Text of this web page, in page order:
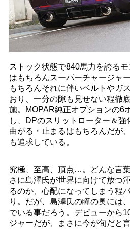
ストック状態で840馬力を誇る
はもちろんスーパーチャージャ
もちろんそれに伴いベルトやガ
おり、一分の隙も見せない程徹
施。MOPAR純正オプションの6
し、DPのスリットローター＆強
曲がる・止まるはもちろんだが
も追求している。
究極、至高、頂点…。どんな言
さに島澤氏が世界に向けて放つ
るのか、心配になってしまう程
り。だが、島澤氏の瞳の奥には
でいる事だろう。デビューから
ジャーだが、まさに今が旬だと言